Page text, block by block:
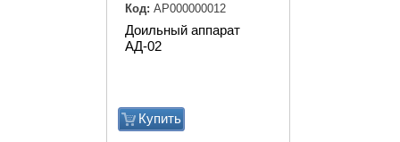
Доильный аппарат
АД-02
Купить
Код: АР000000012